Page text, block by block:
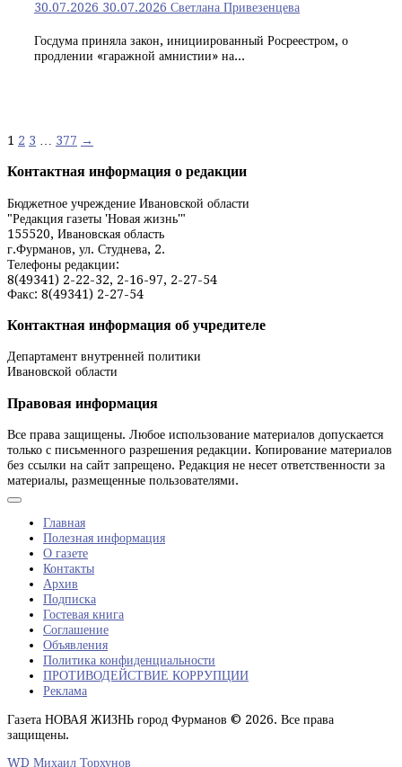
30.07.2026 30.07.2026 Светлана Привезенцева
Госдума приняла закон, инициированный Росреестром, о
продлении «гаражной амнистии» на...
Навигация
по
1 2 3 377 →
Контактная информация о редакции
Бюджетное учреждение Ивановской области
"Редакция газеты 'Новая жизнь'"
155520, Ивановская область
г.Фурманов, ул. Студнева, 2.
Телефоны редакции:
8(49341) 2-22-32, 2-16-97, 2-27-54
Факс: 8(49341) 2-27-54
Контактная информация об учредителе
Департамент внутренней политики
Ивановской области
Правовая информация
Все права защищены. Любое использование материалов допускается
только с письменного разрешения редакции. Копирование материалов
без ссылки на сайт запрещено. Редакция не несет ответственности за
материалы, размещенные пользователями.
Главная
Полезная информация
О газете
Контакты
Архив
Подписка
Гостевая книга
Соглашение
Объявления
Политика конфиденциальности
ПРОТИВОДЕЙСТВИЕ КОРРУПЦИИ
Реклама
Газета НОВАЯ ЖИЗНЬ город Фурманов © 2026. Все права
защищены.
WD Михаил Торхунов